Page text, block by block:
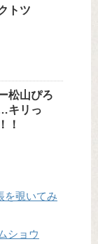
トツ
松山ぴろ
キリっ
！
を覗いてみ
ショウ